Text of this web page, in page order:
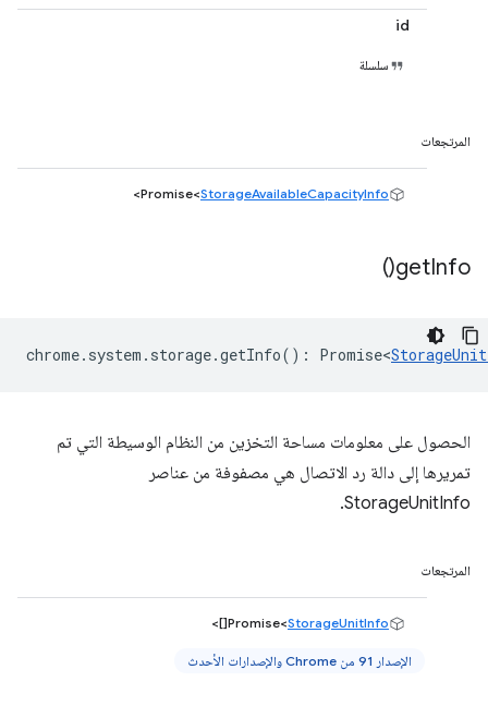
id
سلسلة
المرتجعات
Promise<StorageAvailableCapacityInfo
>
getInfo(
)
chrome. system . storage.getInfo() : Promise<
الحصول على معلومات مساحة التخزين من النظام الوسيطة التي تم
تمريرها إلى دالة رد الاتصال هي مصفوفة من عناصر
StorageUnitInfo.
المرتجعات
Promise<StorageUnitInfo
[]>
الإصدار 91 من Chrome والإصدارات الأحدث